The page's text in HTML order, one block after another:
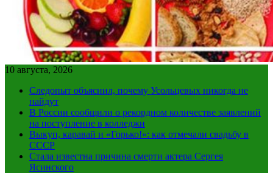
10 августа, 2026
Следопыт объяснил, почему Усольцевых никогда не
найдут
В России сообщили о рекордном количестве заявлений
на поступление в колледжи
Выкуп, каравай и «Горько!»: как отмечали свадьбу в
СССР
Стала известна причина смерти актера Сергея
Ясинского